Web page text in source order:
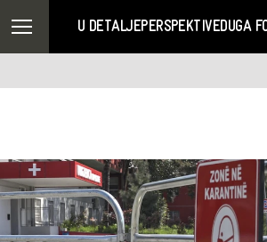
U DETALJEPERSPEKTIVEDUGA